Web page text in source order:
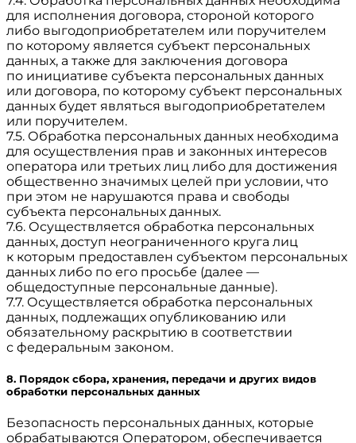
для исполнения договора, стороной которого
либо выгодоприобретателем или поручителем
по которому является субъект персональных
данных, а также для заключения договора
по инициативе субъекта персональных данных
или договора, по которому субъект персональных
данных будет являться выгодоприобретателем
или поручителем.
7.5. Обработка персональных данных необходима
для осуществления прав и законных интересов
оператора или третьих лиц либо для достижения
общественно значимых целей при условии, что
при этом не нарушаются права и свободы
субъекта персональных данных.
7.6. Осуществляется обработка персональных
данных, доступ неограниченного круга лиц
к которым предоставлен субъектом персональных
данных либо по его просьбе (далее —
общедоступные персональные данные).
7.7. Осуществляется обработка персональных
данных, подлежащих опубликованию или
обязательному раскрытию в соответствии
с федеральным законом.
8. Порядок сбора, хранения, передачи и других видов
обработки персональных данных
Безопасность персональных данных, которые
обрабатываются Оператором, обеспечивается